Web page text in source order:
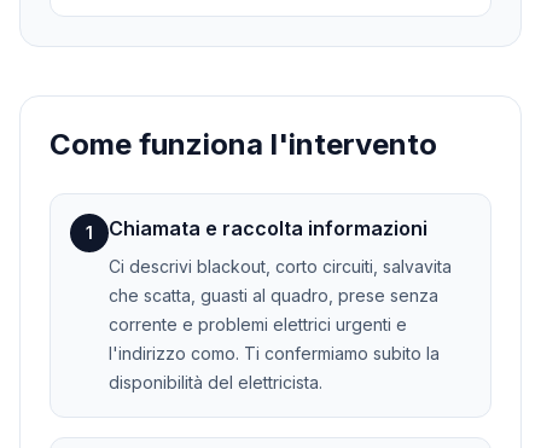
Come funziona l'intervento
1 Chiamata e raccolta informazioni
Ci descrivi blackout, corto circuiti, salvavita
che scatta, guasti al quadro, prese senza
corrente e problemi elettrici urgenti e
l'indirizzo como. Ti confermiamo subito la
disponibilità del elettricista.